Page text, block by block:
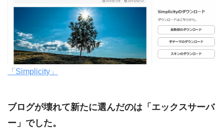
「Simplicity」
ブログが壊れて新たに選んだのは「エックスサーバ
ー」でした。